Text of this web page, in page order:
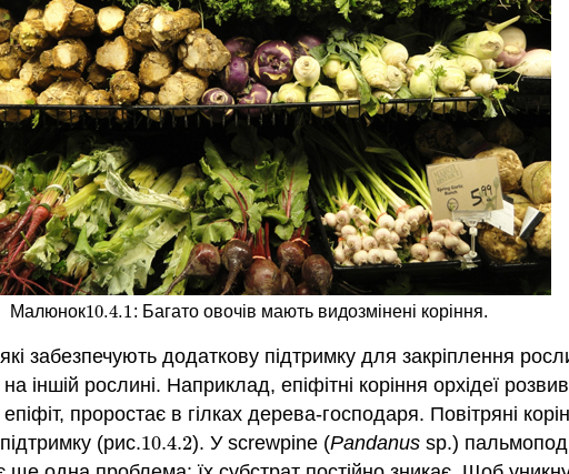
Малюнок10.4.1
10.4.1: Багато овочів мають видозмінені коріння.
забезпечують додаткову підтримку для закріплення
іншій рослині. Наприклад, епіфітні коріння орхідеї
проростає в гілках дерева-господаря. Повітряні
(рис.10.4.2
10.4.2). У screwpine (Pandanus sp.)